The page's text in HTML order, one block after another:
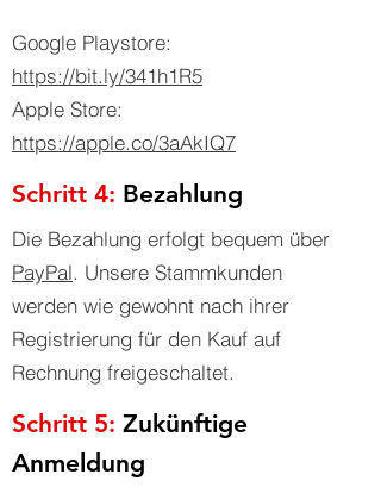
Google Playstore:
https://bit.ly/341h1R5
Apple Store:
https://apple.co/3aAkIQ7
Schritt 4: Bezahlung
Die Bezahlung erfolgt bequem über
PayPal. Unsere Stammkunden
werden wie gewohnt nach ihrer
Registrierung für den Kauf auf
Rechnung freigeschaltet.
Schritt 5: Zukünftige
Anmeldung